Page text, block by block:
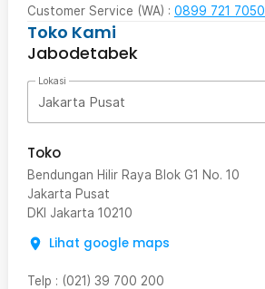
Customer Service (WA) : 0899 721 7050
Toko Kami
Jabodetabek
Lokasi
Jakarta Pusat
Toko
Bendungan Hilir Raya Blok G1 No. 10
Jakarta Pusat
DKI Jakarta 10210
Lihat google maps
Telp : (021) 39 700 200